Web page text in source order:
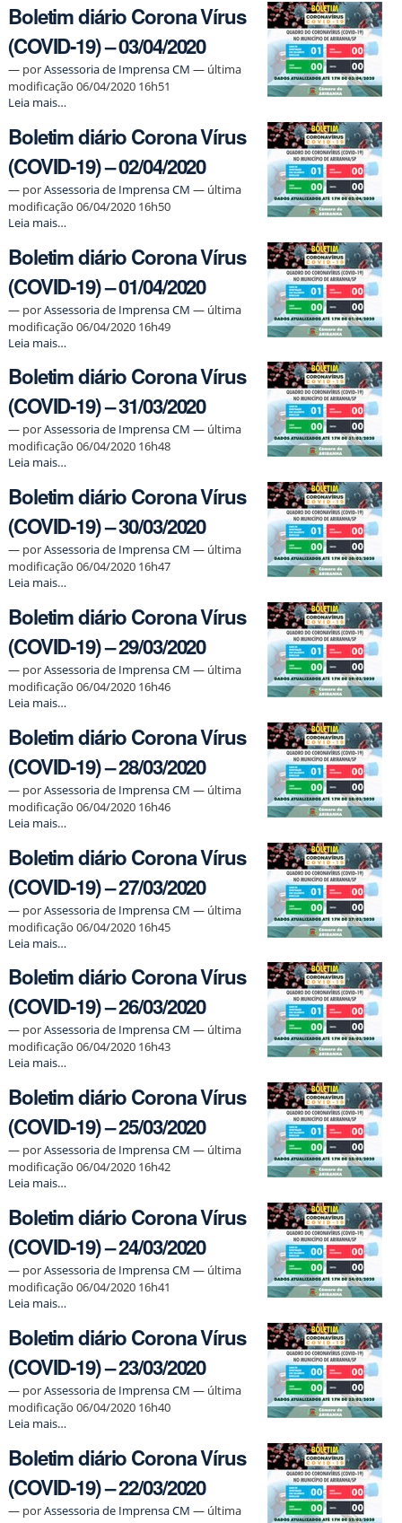
Corona
Vírus
(COVID-
19)
–
04/04/2020
-
Boletim diário Corona Vírus
(COVID-19) – 03/04/2020
— porAssessoria de Imprensa CM — última
modificação 06/04/2020 16h51
Boletim
Corona
Vírus
(COVID-
19)
–
03/04/2020
-
Leia mais…
Boletim diário Corona Vírus
(COVID-19) – 02/04/2020
— porAssessoria de Imprensa CM — última
modificação 06/04/2020 16h50
Boletim
Corona
Vírus
(COVID-
19)
–
02/04/2020
-
Leia mais…
Boletim diário Corona Vírus
(COVID-19) – 01/04/2020
— porAssessoria de Imprensa CM — última
modificação 06/04/2020 16h49
Boletim
Corona
Vírus
(COVID-
19)
–
01/04/2020
-
Leia mais…
Boletim diário Corona Vírus
(COVID-19) – 31/03/2020
— porAssessoria de Imprensa CM — última
modificação 06/04/2020 16h48
Boletim
Corona
Vírus
(COVID-
19)
–
31/03/2020
-
Leia mais…
Boletim diário Corona Vírus
(COVID-19) – 30/03/2020
— porAssessoria de Imprensa CM — última
modificação 06/04/2020 16h47
Boletim
Corona
Vírus
(COVID-
19)
–
30/03/2020
-
Leia mais…
Boletim diário Corona Vírus
(COVID-19) – 29/03/2020
— porAssessoria de Imprensa CM — última
modificação 06/04/2020 16h46
Boletim
Corona
Vírus
(COVID-
19)
–
29/03/2020
-
Leia mais…
Boletim diário Corona Vírus
(COVID-19) – 28/03/2020
— porAssessoria de Imprensa CM — última
modificação 06/04/2020 16h46
Boletim
Corona
Vírus
(COVID-
19)
–
28/03/2020
-
Leia mais…
Boletim diário Corona Vírus
(COVID-19) – 27/03/2020
— porAssessoria de Imprensa CM — última
modificação 06/04/2020 16h45
Boletim
Corona
Vírus
(COVID-
19)
–
27/03/2020
-
Leia mais…
Boletim diário Corona Vírus
(COVID-19) – 26/03/2020
— porAssessoria de Imprensa CM — última
modificação 06/04/2020 16h43
Boletim
Corona
Vírus
(COVID-
19)
–
26/03/2020
-
Leia mais…
Boletim diário Corona Vírus
(COVID-19) – 25/03/2020
— porAssessoria de Imprensa CM — última
modificação 06/04/2020 16h42
Boletim
Corona
Vírus
(COVID-
19)
–
25/03/2020
-
Leia mais…
Boletim diário Corona Vírus
(COVID-19) – 24/03/2020
— porAssessoria de Imprensa CM — última
modificação 06/04/2020 16h41
Boletim
Corona
Vírus
(COVID-
19)
–
24/03/2020
-
Leia mais…
Boletim diário Corona Vírus
(COVID-19) – 23/03/2020
— porAssessoria de Imprensa CM — última
modificação 06/04/2020 16h40
Boletim
Corona
Vírus
(COVID-
19)
–
Leia mais…
Boletim diário Corona Vírus
(COVID-19) – 22/03/2020
— porAssessoria de Imprensa CM — última